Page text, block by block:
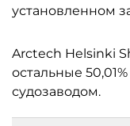
установленном
Arctech Helsinki
остальные
судозаводом.